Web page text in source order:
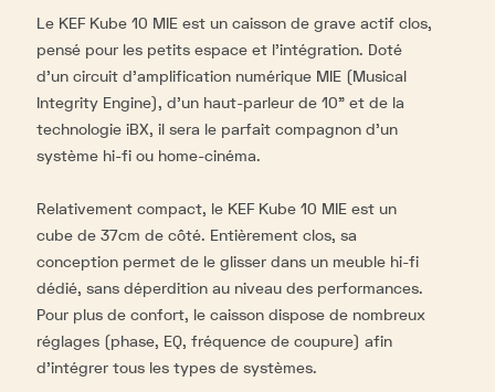
Le KEF Kube 10 MIE est un caisson de grave actif clos,
pensé pour les petits espace et l’intégration. Doté
d’un circuit d’amplification numérique MIE (Musical
Integrity Engine), d’un haut-parleur de 10” et de la
technologie iBX, il sera le parfait compagnon d’un
système hi-fi ou home-cinéma.
Relativement compact, le KEF Kube 10 MIE est un
cube de 37cm de côté. Entièrement clos, sa
conception permet de le glisser dans un meuble hi-fi
dédié, sans déperdition au niveau des performances.
Pour plus de confort, le caisson dispose de nombreux
réglages (phase, EQ, fréquence de coupure) afin
d'intégrer tous les types de systèmes.